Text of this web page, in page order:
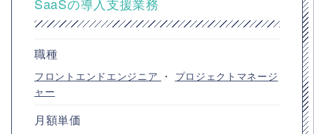
職種
フロントエンドエンジニア ・ プロジェクトマネージ
ャー
月額単価